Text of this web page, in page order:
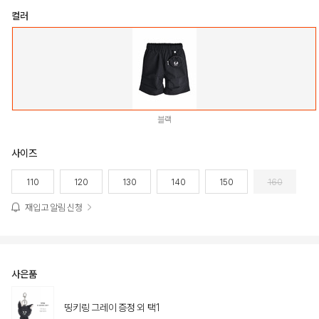
컬러
블랙
사이즈
110 120 130 140 150 160
재입고 알림 신청
사은품
띵키링 그레이 증정 외 택1